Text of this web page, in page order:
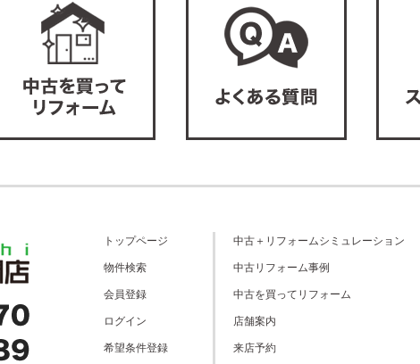
トップページ
物件検索
会員登録
ログイン
希望条件登録
中古＋リフォームシミュレーション
中古リフォーム事例
中古を買ってリフォーム
店舗案内
来店予約